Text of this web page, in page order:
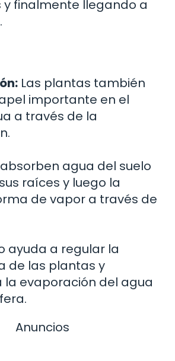
y finalmente llegando a
Las plantas también
importante en el
a través de la
agua del suelo
raíces y luego la
de vapor a través de
ayuda a regular la
de las plantas y
la evaporación del agua
Anuncios